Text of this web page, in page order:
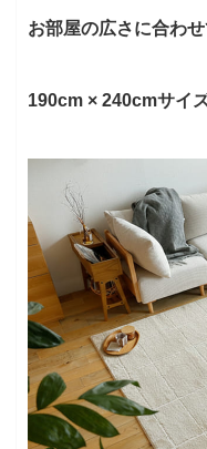
お部屋の広さに合わ
190cm × 240cmサイ